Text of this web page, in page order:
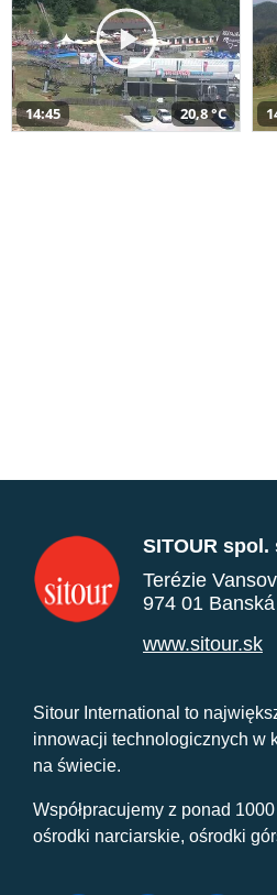
14:45 20,8 °C
SITOUR spol.
Terézie
974 01
www.sitour.sk
Sitour International to
innowacji technologicznych w
na świecie.
Współpracujemy z ponad
ośrodki narciarskie, ośrodki